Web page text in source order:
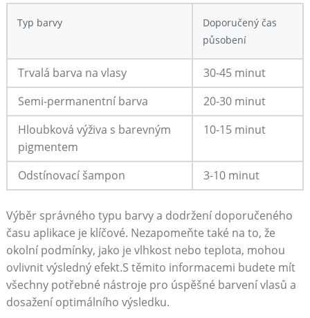
Typ⁣ barvy
Doporučený‌ čas
působení
Trvalá barva na vlasy
30-45 minut
Semi-permanentní barva
20-30 minut
Hloubková výživa s⁤ barevným
pigmentem
10-15 minut
Odstínovací šampon 3-10 minut
Výběr správného typu barvy a dodržení ⁢doporučeného
⁤času aplikace je klíčové. Nezapomeňte také na to, že
okolní podmínky, jako je vlhkost nebo teplota, mohou
ovlivnit výsledný efekt.S těmito informacemi budete mít
všechny potřebné nástroje pro úspěšné barvení vlasů a
dosažení optimálního ⁢výsledku.